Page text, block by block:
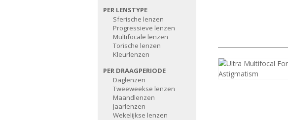
PER LENSTYPE
Sferische lenzen
Progressieve lenzen
Multifocale lenzen
Torische lenzen
Kleurlenzen
PER DRAAGPERIODE
Daglenzen
Tweeweekse lenzen
Maandlenzen
Jaarlenzen
Wekelijkse lenzen